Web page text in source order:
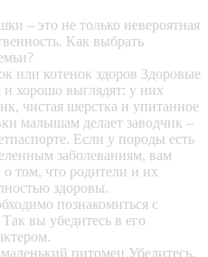
– это не только невероятная
Как выбрать
или котенок здоров Здоровые
хорошо выглядят: у них
чистая шерстка и упитанное
малышам делает заводчик –
Если у породы есть
заболеваниям, вам
том, что родители и их
здоровы.
познакомиться с
вы убедитесь в его
питомец Убедитесь,